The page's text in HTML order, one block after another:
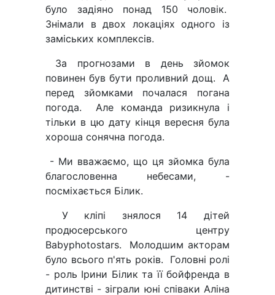
було задіяно понад 150 чоловік.
Знімали в двох локаціях одного із
заміських комплексів.
За прогнозами в день зйомок
повинен був бути проливний дощ. А
перед зйомками почалася погана
погода. Але команда ризикнула і
тільки в цю дату кінця вересня була
хороша сонячна погода.
- Ми вважаємо, що ця зйомка була
благословенна небесами, -
посміхається Білик.
У кліпі знялося 14 дітей
продюсерського центру
Babyphotostars. Молодшим акторам
було всього п'ять років. Головні ролі
- роль Ірини Білик та її бойфренда в
дитинстві - зіграли юні співаки Аліна